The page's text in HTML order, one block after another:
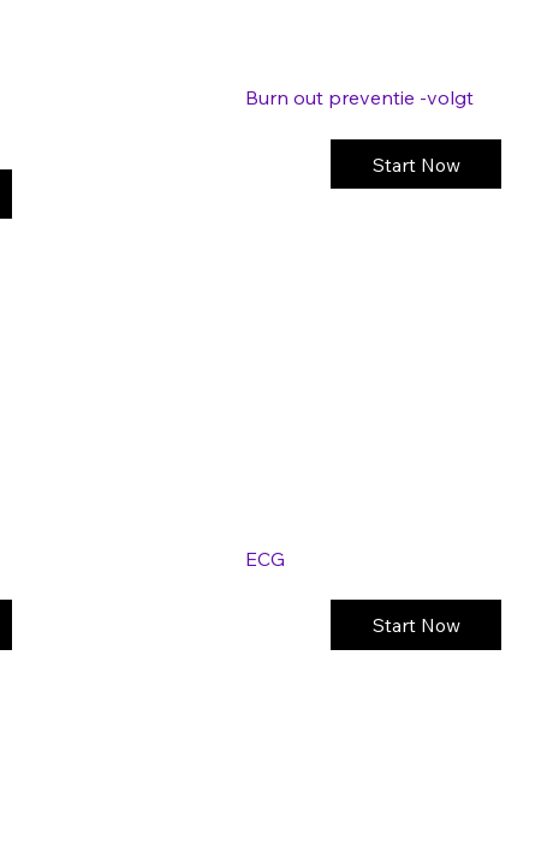
Burn out preventie -volgt
Start Now
ECG
Start Now